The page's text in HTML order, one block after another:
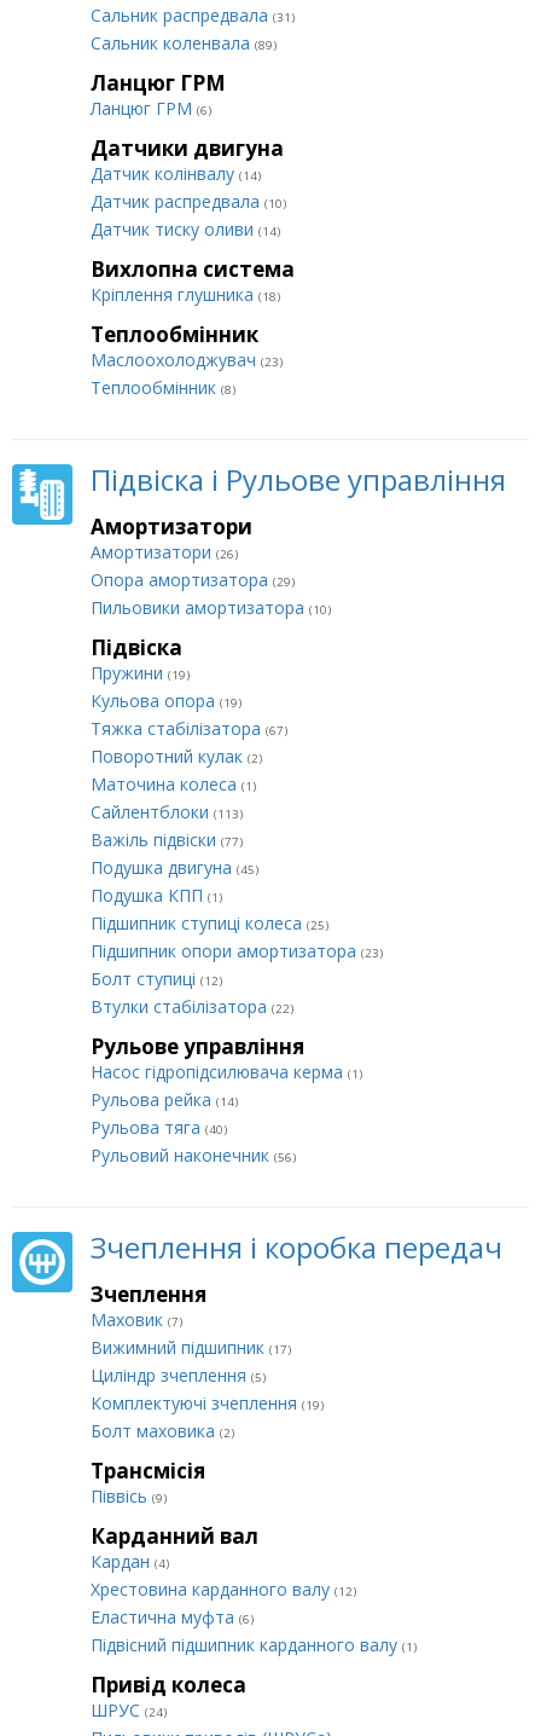
Сальник распредвала (31)
Сальник коленвала (89)
Ланцюг ГРМ
Ланцюг ГРМ (6)
Датчики двигуна
Датчик колінвалу (14)
Датчик распредвала (10)
Датчик тиску оливи (14)
Вихлопна система
Кріплення глушника (18)
Теплообмінник
Маслоохолоджувач (23)
Теплообмінник (8)
Підвіска і Рульове управління
Амортизатори
Амортизатори (26)
Опора амортизатора (29)
Пильовики амортизатора (10)
Підвіска
Пружини (19)
Кульова опора (19)
Тяжка стабілізатора (67)
Поворотний кулак (2)
Маточина колеса (1)
Сайлентблоки (113)
Важіль підвіски (77)
Подушка двигуна (45)
Подушка КПП (1)
Підшипник ступиці колеса (25)
Підшипник опори амортизатора (23)
Болт ступиці (12)
Втулки стабілізатора (22)
Рульове управління
Насос гідропідсилювача керма (1)
Рульова рейка (14)
Рульова тяга (40)
Рульовий наконечник (56)
Зчеплення і коробка передач
Зчеплення
Маховик (7)
Вижимний підшипник (17)
Циліндр зчеплення (5)
Комплектуючі зчеплення (19)
Болт маховика (2)
Трансмісія
Піввісь (9)
Карданний вал
Кардан (4)
Хрестовина карданного валу (12)
Еластична муфта (6)
Підвісний підшипник карданного валу (1)
Привід колеса
ШРУС (24)